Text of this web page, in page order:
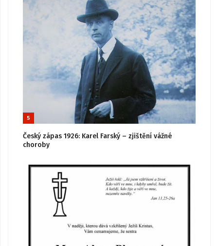
5
Český zápas 1926: Karel Farský – zjištění vážné
choroby